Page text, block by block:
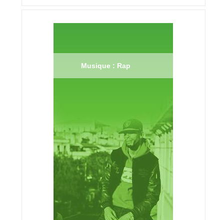
Musique : Rap